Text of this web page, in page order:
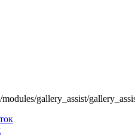
gallery_assist/